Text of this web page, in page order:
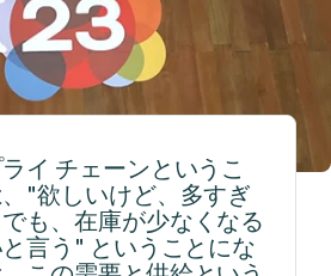
ライ チェーンというこ
"欲しいけど、多すぎ
も、在庫が少なくなる
言う" ということにな